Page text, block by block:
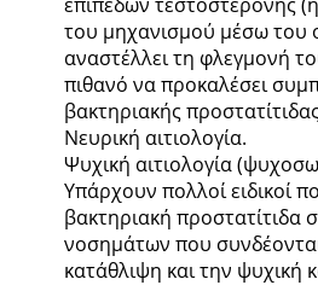
του μηχανισμού μέσω του
αναστέλλει τη φλεγμονή
πιθανό να προκαλέσει
βακτηριακής
Νευρική αιτιολογία.
Ψυχική αιτιολογία
Υπάρχουν πολλοί ειδικοί
βακτηριακή προστατίτιδα
νοσημάτων που
κατάθλιψη και την ψυχική